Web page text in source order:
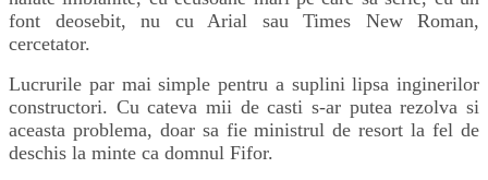
font deosebit, nu cu Arial sau Times New Roman,
cercetator.
Lucrurile par mai simple pentru a suplini lipsa inginerilor
constructori. Cu cateva mii de casti s-ar putea rezolva si
aceasta problema, doar sa fie ministrul de resort la fel de
deschis la minte ca domnul Fifor.